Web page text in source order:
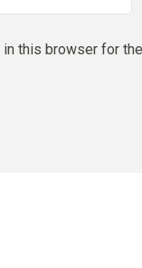
this browser for